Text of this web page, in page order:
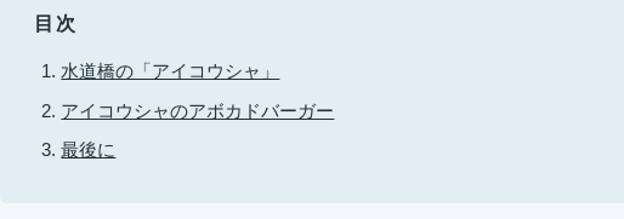
目次
水道橋の「アイコウシャ」
アイコウシャのアボカドバーガー
最後に